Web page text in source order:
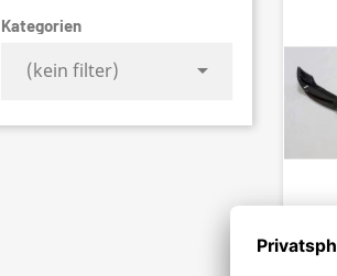
Kategorien
(kein filter) 